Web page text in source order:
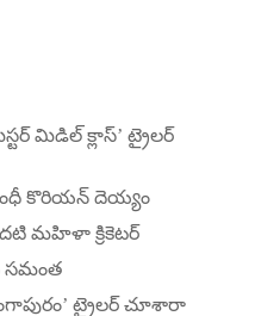
మిడిల్ క్లాస్’ ట్రైలర్
కొరియన్ దెయ్యం
మహిళా క్రికెటర్
సమంత
ట్రైలర్ చూశారా